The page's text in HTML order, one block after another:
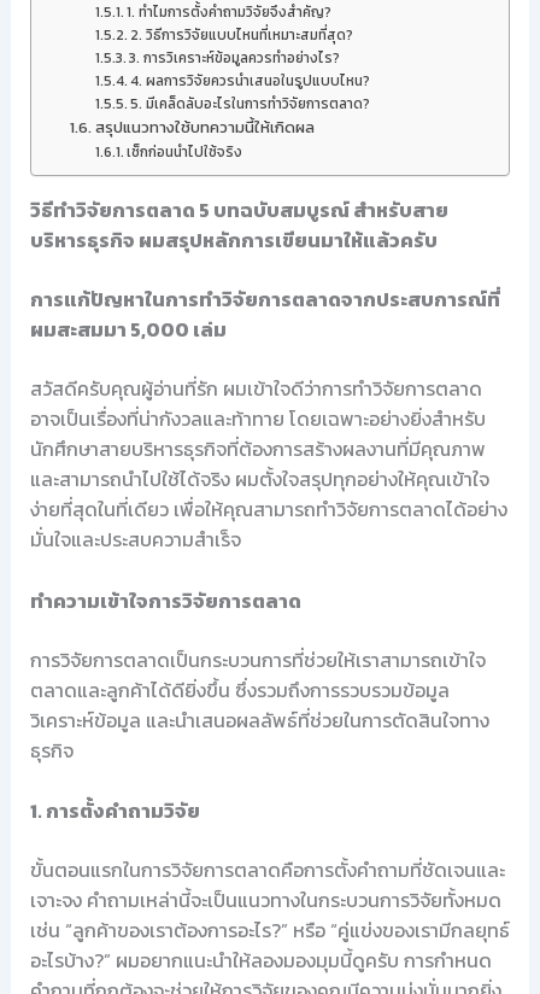
1. ทำไมการตั้งคำถามวิจัยจึงสำคัญ?
2. วิธีการวิจัยแบบไหนที่เหมาะสมที่สุด?
3. การวิเคราะห์ข้อมูลควรทำอย่างไร?
4. ผลการวิจัยควรนำเสนอในรูปแบบไหน?
5. มีเคล็ดลับอะไรในการทำวิจัยการตลาด?
สรุปแนวทางใช้บทความนี้ให้เกิดผล
เช็กก่อนนำไปใช้จริง
วิธีทำวิจัยการตลาด 5 บทฉบับสมบูรณ์ สำหรับสาย
บริหารธุรกิจ ผมสรุปหลักการเขียนมาให้แล้วครับ
การแก้ปัญหาในการทำวิจัยการตลาดจากประสบการณ์ที่
ผมสะสมมา 5,000 เล่ม
สวัสดีครับคุณผู้อ่านที่รัก ผมเข้าใจดีว่าการทำวิจัยการตลาด
อาจเป็นเรื่องที่น่ากังวลและท้าทาย โดยเฉพาะอย่างยิ่งสำหรับ
นักศึกษาสายบริหารธุรกิจที่ต้องการสร้างผลงานที่มีคุณภาพ
และสามารถนำไปใช้ได้จริง ผมตั้งใจสรุปทุกอย่างให้คุณเข้าใจ
ง่ายที่สุดในที่เดียว เพื่อให้คุณสามารถทำวิจัยการตลาดได้อย่าง
มั่นใจและประสบความสำเร็จ
ทำความเข้าใจการวิจัยการตลาด
การวิจัยการตลาดเป็นกระบวนการที่ช่วยให้เราสามารถเข้าใจ
ตลาดและลูกค้าได้ดียิ่งขึ้น ซึ่งรวมถึงการรวบรวมข้อมูล
วิเคราะห์ข้อมูล และนำเสนอผลลัพธ์ที่ช่วยในการตัดสินใจทาง
ธุรกิจ
1. การตั้งคำถามวิจัย
ขั้นตอนแรกในการวิจัยการตลาดคือการตั้งคำถามที่ชัดเจนและ
เจาะจง คำถามเหล่านี้จะเป็นแนวทางในกระบวนการวิจัยทั้งหมด
เช่น “ลูกค้าของเราต้องการอะไร?” หรือ “คู่แข่งของเรามีกลยุทธ์
อะไรบ้าง?” ผมอยากแนะนำให้ลองมองมุมนี้ดูครับ การกำหนด